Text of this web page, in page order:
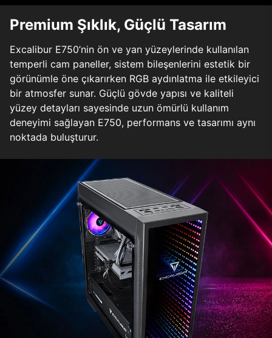
Premium Şıklık, Güçlü Tasarım
Excalibur E750’nin ön ve yan yüzeylerinde kullanılan
temperli cam paneller, sistem bileşenlerini estetik bir
görünümle öne çıkarırken RGB aydınlatma ile etkileyici
bir atmosfer sunar. Güçlü gövde yapısı ve kaliteli
yüzey detayları sayesinde uzun ömürlü kullanım
deneyimi sağlayan E750, performans ve tasarımı aynı
noktada buluşturur.